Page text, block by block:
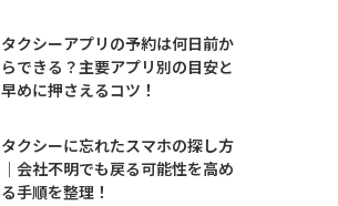
タクシーアプリの予約は何日前か
らできる？主要アプリ別の目安と
早めに押さえるコツ！
タクシーに忘れたスマホの探し方
｜会社不明でも戻る可能性を高め
る手順を整理！